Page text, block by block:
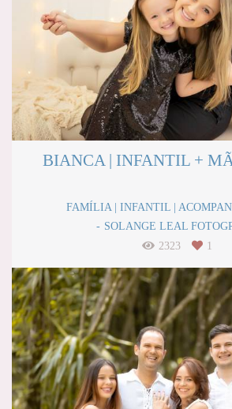
BIANCA | INFANTIL +
FAMÍLIA | INFANTIL |
SOLANGE LEAL
2323
1